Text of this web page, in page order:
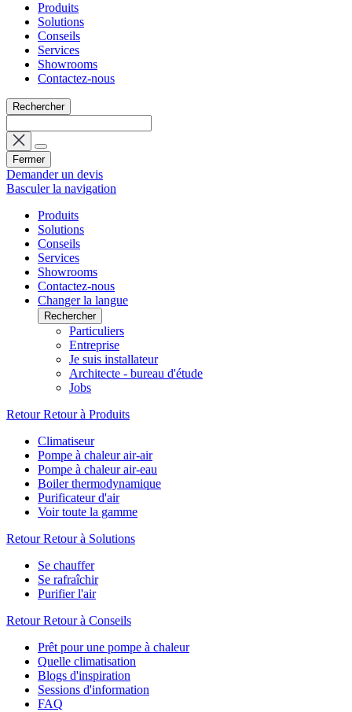
Produits
Solutions
Conseils
Services
Showrooms
Contactez-nous
Rechercher
Fermer
Demander un devis
Basculer la navigation
Produits
Solutions
Conseils
Services
Showrooms
Contactez-nous
Changer la langue
Rechercher
Particuliers
Entreprise
Je suis installateur
Architecte - bureau d'étude
Jobs
Retour Retour à Produits
Climatiseur
Pompe à chaleur air-air
Pompe à chaleur air-eau
Boiler thermodynamique
Purificateur d'air
Voir toute la gamme
Retour Retour à Solutions
Se chauffer
Se rafraîchir
Purifier l'air
Retour Retour à Conseils
Prêt pour une pompe à chaleur
Quelle climatisation
Blogs d'inspiration
Sessions d'information
FAQ